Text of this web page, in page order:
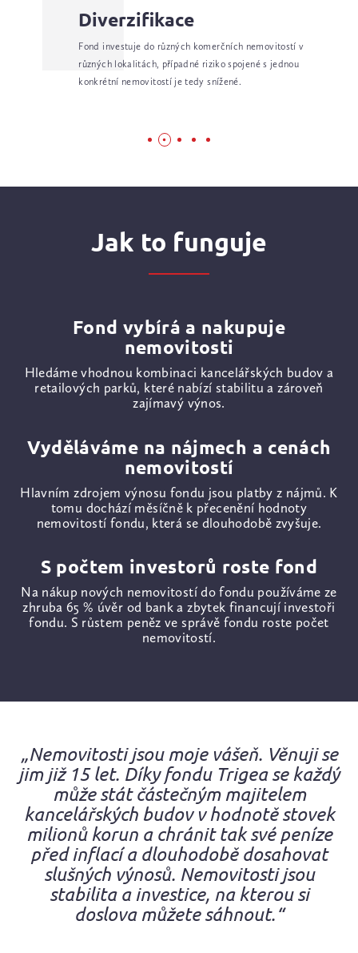
Diverzifikace
Fond investuje do různých komerčních nemovitostí v
různých lokalitách, případné riziko spojené s jednou
konkrétní nemovitostí je tedy snížené.
Jak to funguje
Fond vybírá a nakupuje
nemovitosti
Hledáme vhodnou kombinaci kancelářských budov a
retailových parků, které nabízí stabilitu a zároveň
zajímavý výnos.
Vyděláváme na nájmech a cenách
nemovitostí
Hlavním zdrojem výnosu fondu jsou platby z nájmů. K
tomu dochází měsíčně k přecenění hodnoty
nemovitostí fondu, která se dlouhodobě zvyšuje.
S počtem investorů roste fond
Na nákup nových nemovitostí do fondu používáme ze
zhruba 65 % úvěr od bank a zbytek financují investoři
fondu. S růstem peněz ve správě fondu roste počet
nemovitostí.
„Nemovitosti jsou moje vášeň. Věnuji se
jim již 15 let. Díky fondu Trigea se každý
může stát částečným majitelem
kancelářských budov v hodnotě stovek
milionů korun a chránit tak své peníze
před inflací a dlouhodobě dosahovat
slušných výnosů. Nemovitosti jsou
stabilita a investice, na kterou si
doslova můžete sáhnout.“